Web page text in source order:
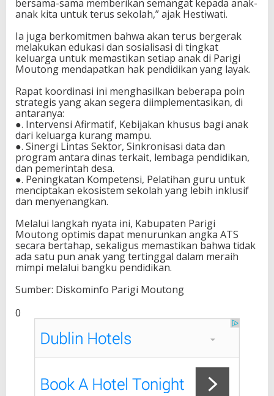
bersama-sama memberikan semangat kepada anak-
anak kita untuk terus sekolah,” ajak Hestiwati.
Ia juga berkomitmen bahwa akan terus bergerak
melakukan edukasi dan sosialisasi di tingkat
keluarga untuk memastikan setiap anak di Parigi
Moutong mendapatkan hak pendidikan yang layak.
Rapat koordinasi ini menghasilkan beberapa poin
strategis yang akan segera diimplementasikan, di
antaranya:
●. Intervensi Afirmatif, Kebijakan khusus bagi anak
dari keluarga kurang mampu.
●. Sinergi Lintas Sektor, Sinkronisasi data dan
program antara dinas terkait, lembaga pendidikan,
dan pemerintah desa.
●. Peningkatan Kompetensi, Pelatihan guru untuk
menciptakan ekosistem sekolah yang lebih inklusif
dan menyenangkan.
Melalui langkah nyata ini, Kabupaten Parigi
Moutong optimis dapat menurunkan angka ATS
secara bertahap, sekaligus memastikan bahwa tidak
ada satu pun anak yang tertinggal dalam meraih
mimpi melalui bangku pendidikan.
Sumber: Diskominfo Parigi Moutong
0